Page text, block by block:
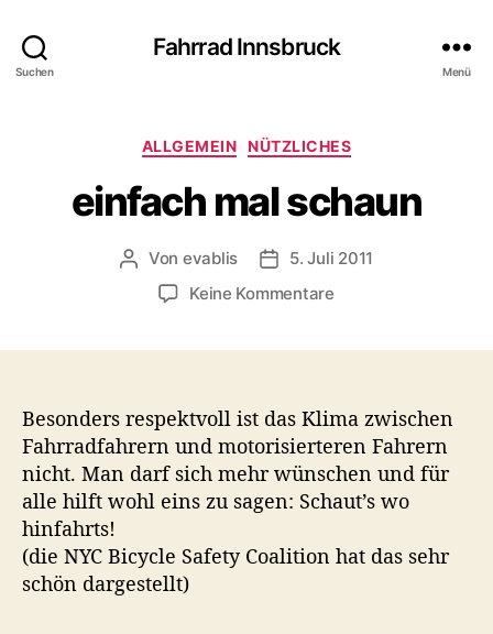
Suchen
Fahrrad Innsbruck
Menü
K
t
e
r
ALLGEMEIN NÜTZLICHES
einfach mal schaun
B
r
s
a
u
t
r
Von evablis
B
r
s
d
a
t
m
5. Juli 2011
Keine Kommentarez
f
c
h
m
l
Besonders respektvoll ist das Klima zwischen
Fahrradfahrern und motorisierteren Fahrern
nicht. Man darf sich mehr wünschen und für
alle hilft wohl eins zu sagen: Schaut’s wo
hinfahrts!
(die NYC Bicycle Safety Coalition hat das sehr
schön dargestellt)